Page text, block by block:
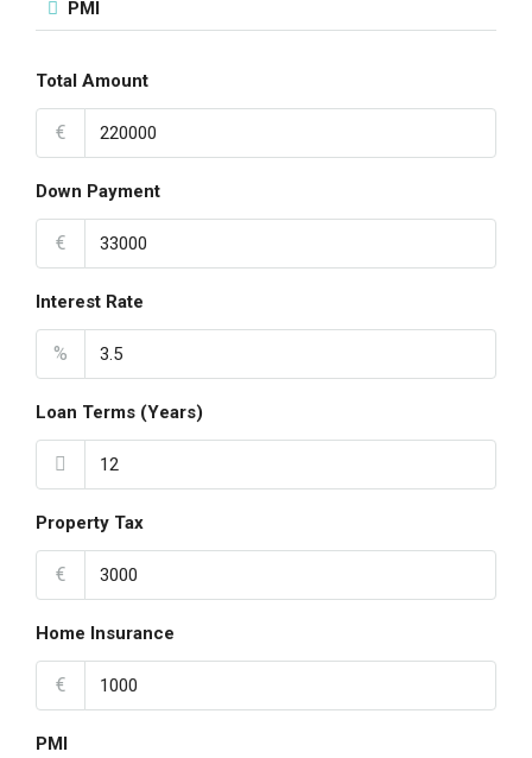
PMI
Total Amount
€
Down Payment
€
Interest Rate
%
Loan Terms (Years)
Property Tax
€
Home Insurance
€
PMI